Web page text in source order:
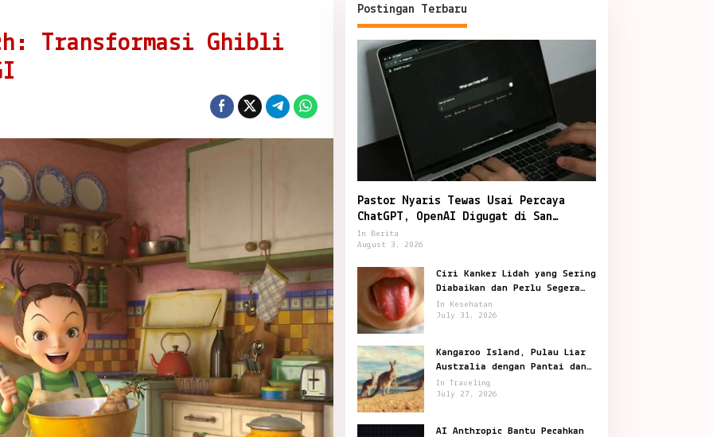
Transformasi Ghibli
Postingan Terbaru
Pastor Nyaris Tewas Usai Percaya
ChatGPT, OpenAI Digugat di San
Francisco
In Berita
August 3, 2026
Ciri Kanker Lidah yang Sering
Diabaikan dan Perlu Segera
Diperiksa
In Kesehatan
July 31, 2026
Kangaroo Island, Pulau Liar
Australia dengan Pantai dan
Satwa Ikonik
In Traveling
July 27, 2026
AI Anthropic Bantu Pecahkan